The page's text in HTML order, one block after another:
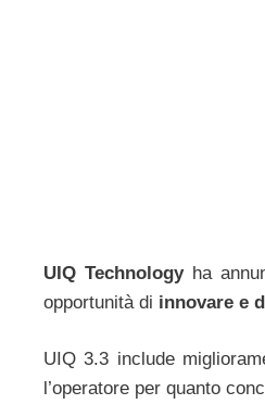
UIQ Technologyha
opportunità di innovare e
UIQ 3.3 include
l’operatore per quanto